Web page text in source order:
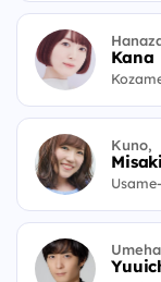
Kana
Kuno,
Misaki